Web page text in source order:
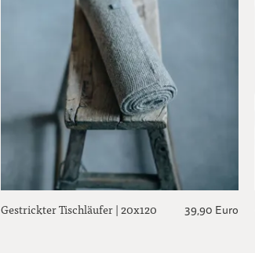
Gestrickter Tischläufer | 20x120 39,90 Euro